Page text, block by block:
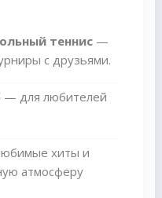
теннис—
с друзьями.
— для любителей
хиты и
атмосферу